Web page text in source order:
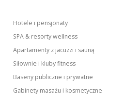
Hotele i pensjonaty
SPA & resorty wellness
Apartamenty z jacuzzi i sauną
Siłownie i kluby fitness
Baseny publiczne i prywatne
Gabinety masażu i kosmetyczne